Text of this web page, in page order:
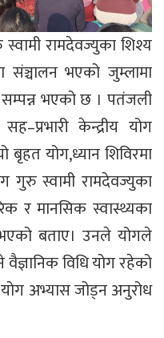
रामदेवज्युका शिश्य
संञ्चालन भएको जुम्लामा
सम्पन्न भएको छ । पतंजली
केन्द्रीय योग
बृहत योग,ध्यान शिविरमा
गुरु स्वामी रामदेवज्युका
र मानसिक स्वास्थ्यका
बताए। उनले योगले
विधि योग रहेको
अभ्यास जोड्न अनुरोध